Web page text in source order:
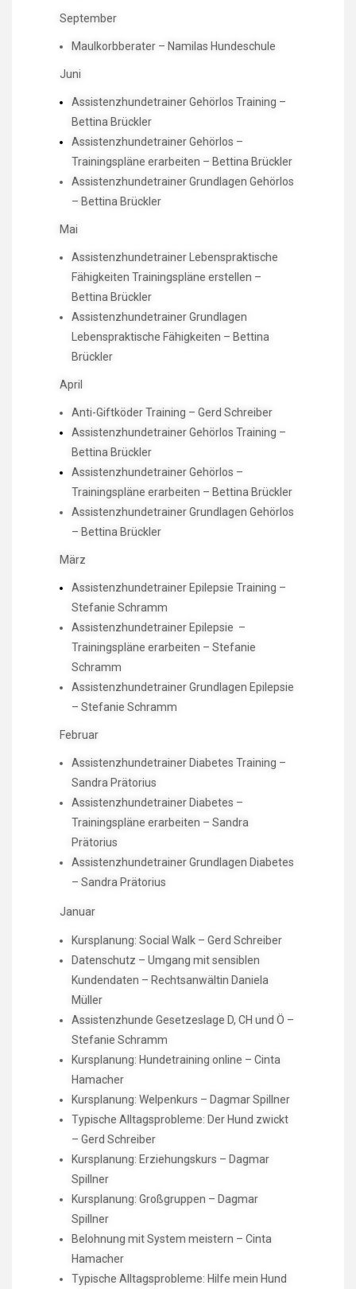
September
Maulkorbberater – Namilas Hundeschule
Juni
Assistenzhundetrainer Gehörlos Training –
Bettina Brückler
Assistenzhundetrainer Gehörlos –
Trainingspläne erarbeiten – Bettina Brückler
Assistenzhundetrainer Grundlagen Gehörlos
– Bettina Brückler
Mai
Assistenzhundetrainer Lebenspraktische
Fähigkeiten Trainingspläne erstellen –
Bettina Brückler
Assistenzhundetrainer Grundlagen
Lebenspraktische Fähigkeiten – Bettina
Brückler
April
Anti-Giftköder Training – Gerd Schreiber
Assistenzhundetrainer Gehörlos Training –
Bettina Brückler
Assistenzhundetrainer Gehörlos –
Trainingspläne erarbeiten – Bettina Brückler
Assistenzhundetrainer Grundlagen Gehörlos
– Bettina Brückler
März
Assistenzhundetrainer Epilepsie Training –
Stefanie Schramm
Assistenzhundetrainer Epilepsie –
Trainingspläne erarbeiten – Stefanie
Schramm
Assistenzhundetrainer Grundlagen Epilepsie
– Stefanie Schramm
Februar
Assistenzhundetrainer Diabetes Training –
Sandra Prätorius
Assistenzhundetrainer Diabetes –
Trainingspläne erarbeiten – Sandra
Prätorius
Assistenzhundetrainer Grundlagen Diabetes
– Sandra Prätorius
Januar
Kursplanung: Social Walk – Gerd Schreiber
Datenschutz – Umgang mit sensiblen
Kundendaten – Rechtsanwältin Daniela
Müller
Assistenzhunde Gesetzeslage D, CH und Ö –
Stefanie Schramm
Kursplanung: Hundetraining online – Cinta
Hamacher
Kursplanung: Welpenkurs – Dagmar Spillner
Typische Alltagsprobleme: Der Hund zwickt
– Gerd Schreiber
Kursplanung: Erziehungskurs – Dagmar
Spillner
Kursplanung: Großgruppen – Dagmar
Spillner
Belohnung mit System meistern – Cinta
Hamacher
Typische Alltagsprobleme: Hilfe mein Hund